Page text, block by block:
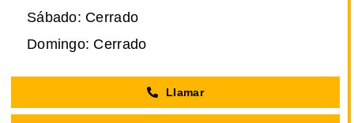
Sábado: Cerrado
Domingo: Cerrado
Llamar